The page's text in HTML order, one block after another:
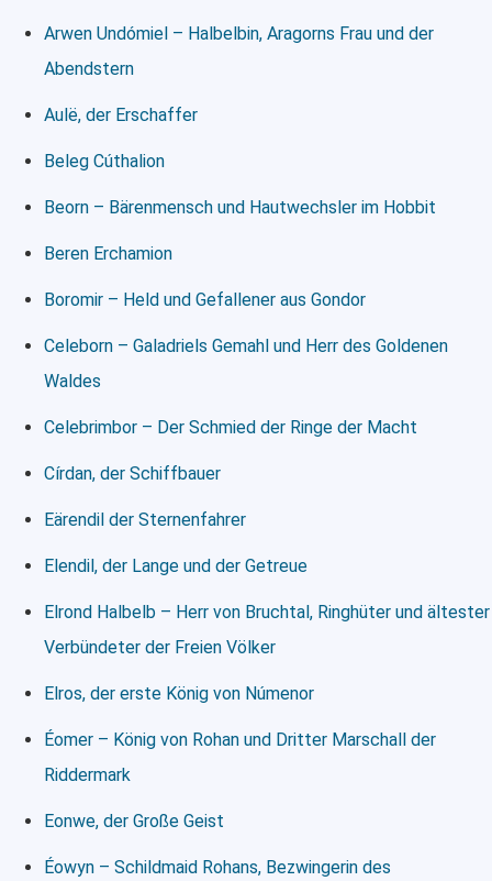
Arwen Undómiel – Halbelbin, Aragorns Frau und der
Abendstern
Aulë, der Erschaffer
Beleg Cúthalion
Beorn – Bärenmensch und Hautwechsler im Hobbit
Beren Erchamion
Boromir – Held und Gefallener aus Gondor
Celeborn – Galadriels Gemahl und Herr des Goldenen
Waldes
Celebrimbor – Der Schmied der Ringe der Macht
Círdan, der Schiffbauer
Eärendil der Sternenfahrer
Elendil, der Lange und der Getreue
Elrond Halbelb – Herr von Bruchtal, Ringhüter und ältester
Verbündeter der Freien Völker
Elros, der erste König von Númenor
Éomer – König von Rohan und Dritter Marschall der
Riddermark
Eonwe, der Große Geist
Éowyn – Schildmaid Rohans, Bezwingerin des